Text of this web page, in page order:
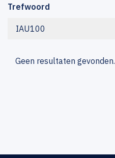
Trefwoord
IAU100
Geen resultaten gevonden.